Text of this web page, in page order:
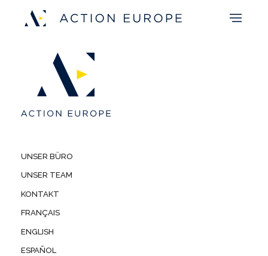
UNSER BÜRO
UNSER TEAM
KONTAKT
FRANÇAIS
ENGLISH
ESPAÑOL